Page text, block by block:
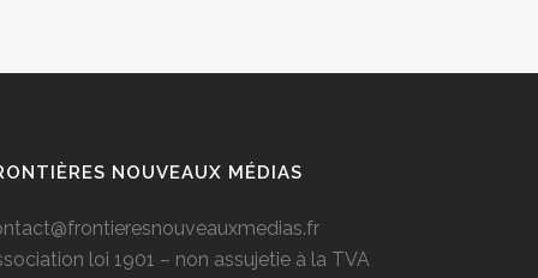
NOUVEAUX MÉDIAS
loi 1901 – non assujetie à la TVA